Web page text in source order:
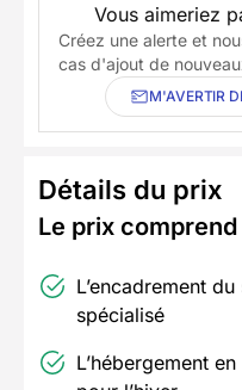
Vous aimeriez
Créez une alerte et
cas d'ajout de
M'AVERTIR
Détails du prix
Le prix comprend
L’encadrement
spécialisé
L’hébergement